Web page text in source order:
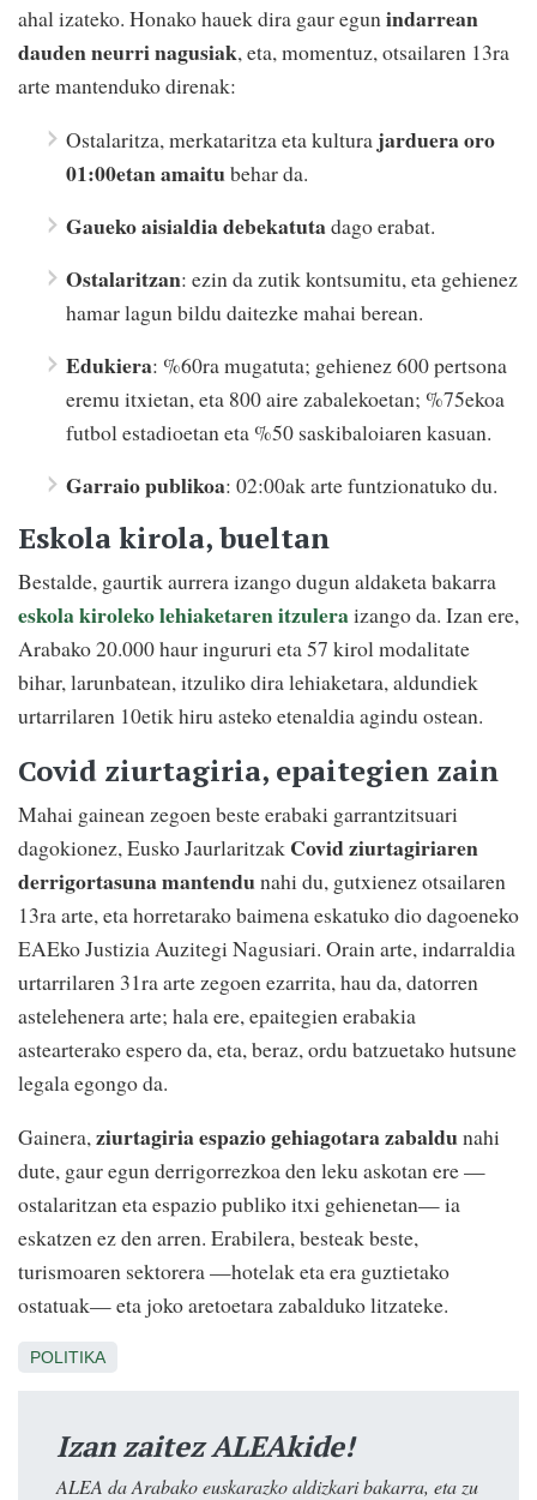
ahal izateko. Honako hauek dira gaur egun indarrean
dauden neurri nagusiak, eta, momentuz, otsailaren 13ra
arte mantenduko direnak:
Ostalaritza, merkataritza eta kultura jarduera oro
01:00etan amaitubehar da.
Gaueko aisialdia debekatutadago erabat.
Ostalaritzan: ezin da zutik kontsumitu, eta gehienez
hamar lagun bildu daitezke mahai berean.
Edukiera: %60ra mugatuta; gehienez 600 pertsona
eremu itxietan, eta 800 aire zabalekoetan; %75ekoa
futbol estadioetan eta %50 saskibaloiaren kasuan.
Garraio publikoa: 02:00ak arte funtzionatuko du.
Eskola kirola, bueltan
Bestalde, gaurtik aurrera izango dugun aldaketa bakarra
eskola kiroleko lehiaketaren itzuleraizango da. Izan ere,
Arabako 20.000 haur ingururi eta 57 kirol modalitate
bihar, larunbatean, itzuliko dira lehiaketara, aldundiek
urtarrilaren 10etik hiru asteko etenaldia agindu ostean.
Covid ziurtagiria, epaitegien zain
Mahai gainean zegoen beste erabaki garrantzitsuari
dagokionez, Eusko Jaurlaritzak Covid ziurtagiriaren
derrigortasuna mantendunahi du, gutxienez otsailaren
13ra arte, eta horretarako baimena eskatuko dio dagoeneko
EAEko Justizia Auzitegi Nagusiari. Orain arte, indarraldia
urtarrilaren 31ra arte zegoen ezarrita, hau da, datorren
astelehenera arte; hala ere, epaitegien erabakia
astearterako espero da, eta, beraz, ordu batzuetako hutsune
legala egongo da.
Gainera,ziurtagiria espazio gehiagotara zabaldunahi
dute, gaur egun derrigorrezkoa den leku askotan ere —
ostalaritzan eta espazio publiko itxi gehienetan— ia
eskatzen ez den arren. Erabilera, besteak beste,
turismoaren sektorera —hotelak eta era guztietako
ostatuak— eta joko aretoetara zabalduko litzateke.
POLITIKA
Izan zaitez ALEAkide!
ALEA da Arabako euskarazko aldizkari bakarra, eta zu